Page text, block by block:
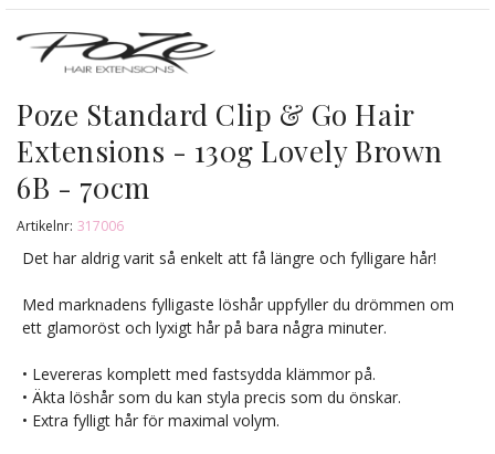
Poze Standard Clip & Go Hair
Extensions - 130g Lovely Brown
6B - 70cm
Artikelnr: 317006
Det har aldrig varit så enkelt att få längre och fylligare hår!
Med marknadens fylligaste löshår uppfyller du drömmen om
ett glamoröst och lyxigt hår på bara några minuter.
• Levereras komplett med fastsydda klämmor på.
• Äkta löshår som du kan styla precis som du önskar.
• Extra fylligt hår för maximal volym.